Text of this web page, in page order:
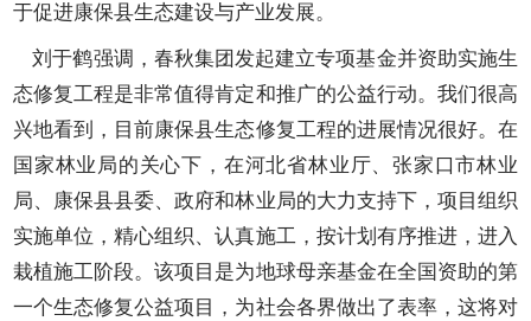
于促进康保县生态建设与产业发展。
刘于鹤强调，春秋集团发起建立专项基金并资助实施生
态修复工程是非常值得肯定和推广的公益行动。我们很高
兴地看到，目前康保县生态修复工程的进展情况很好。在
国家林业局的关心下，在河北省林业厅、张家口市林业
局、康保县县委、政府和林业局的大力支持下，项目组织
实施单位，精心组织、认真施工，按计划有序推进，进入
栽植施工阶段。该项目是为地球母亲基金在全国资助的第
一个生态修复公益项目，为社会各界做出了表率，这将对